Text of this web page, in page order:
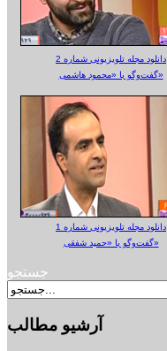
دانلود مجله تلویزیونی شماره 2
گفت‌وگو با «محمود هاشمی»
دانلود مجله تلویزیونی شماره 1
گفت‌وگو با «حمید شفقی»
جستجو
آرشیو مطالب